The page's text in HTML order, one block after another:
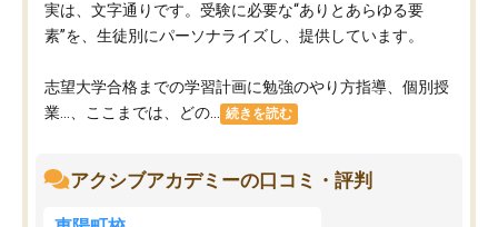
実は、文字通りです。受験に必要な“ありとあらゆる要
素”を、生徒別にパーソナライズし、提供しています。
志望大学合格までの学習計画に勉強のやり方指導、個別授
業…、ここまでは、どの...
続きを読む
アクシブアカデミーの口コミ・評判